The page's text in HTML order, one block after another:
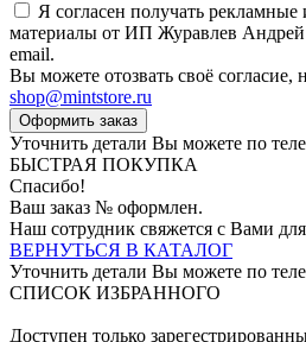
Я согласен получать
материалы от ИП Журавлев Андрей
email.
Вы можете отозвать своё согласие,
shop@mintstore.ru
Оформить заказ
Уточнить детали Вы можете по
БЫСТРАЯ ПОКУПКА
Спасибо!
Ваш заказ № оформлен.
Наш сотрудник свяжется с Вами
ВЕРНУТЬСЯ В КАТАЛОГ
Уточнить детали Вы можете по
СПИСОК ИЗБРАННОГО
Доступен только